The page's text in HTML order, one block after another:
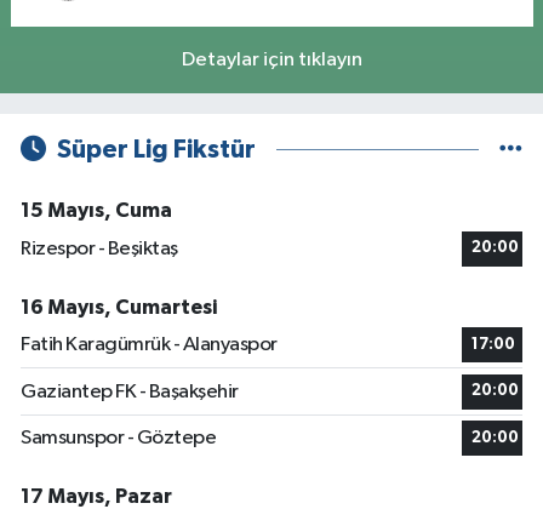
Detaylar için tıklayın
Süper Lig Fikstür
15 Mayıs, Cuma
Rizespor - Beşiktaş
20:00
16 Mayıs, Cumartesi
Fatih Karagümrük - Alanyaspor
17:00
Gaziantep FK - Başakşehir 20:00
Samsunspor - Göztepe 20:00
17 Mayıs, Pazar